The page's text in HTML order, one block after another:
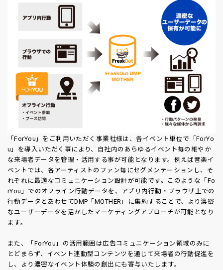
「ForYou」をご利用いただく事業社様は、各イベント単位で「ForYo
u」を導入いただく事により、自社内のあらゆるイベント毎の細やか
な来場者データを管理・活用する事が可能となります。例えば音楽イ
ベントでは、各アーティストのファン毎にセグメンテーションし、そ
れぞれに最適なコミュニケーション設計が可能です。このような「Fo
rYou」でのオフライン行動データを、アプリ内行動・ブラウザ上での
行動データとあわせてDMP「MOTHER」に集約することで、より濃密
なユーザーデータを活かしたマーケティングアプローチが可能となり
ます。
また、「ForYou」の活用範囲は広告コミュニケーション領域のみに
とどまらず、イベント連動型コンテンツを通じて来場者の行動促進を
し、より濃密なイベント体験の創出にも寄与いたします。